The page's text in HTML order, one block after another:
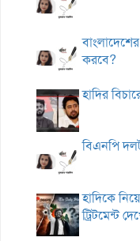
করবে?
হাদির
বিএনপি
হাদিকে
ট্রিটমেন্ট